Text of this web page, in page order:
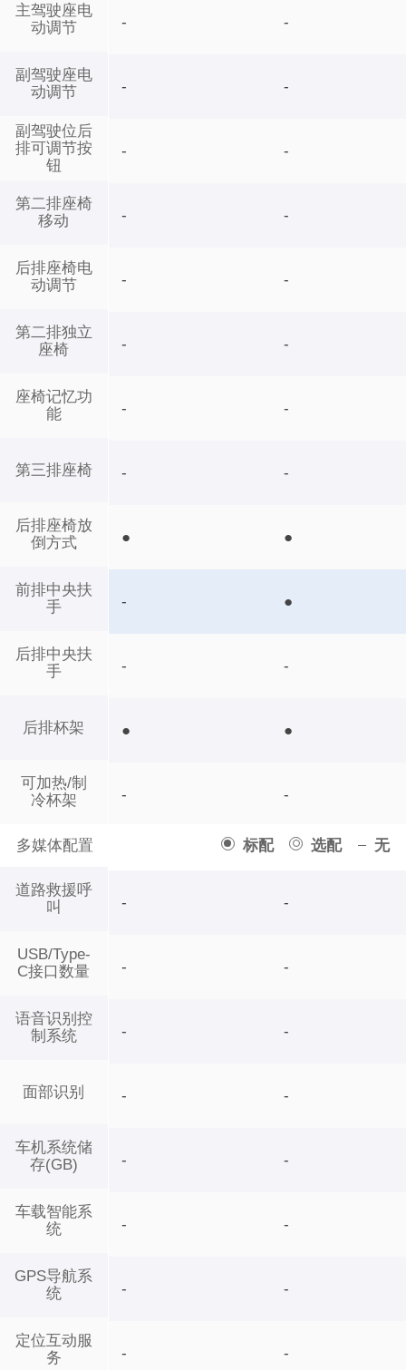
主驾驶座电
动调节
副驾驶座电
动调节
副驾驶位后
排可调节按
钮
第二排座椅
移动
后排座椅电
动调节
第二排独立
座椅
座椅记忆功
能
第三排座椅
后排座椅放
倒方式
前排中央扶
手
后排中央扶
手
后排杯架
可加热/制
冷杯架
多媒体配置 标配 选配 无
道路救援呼
叫
USB/Type-
C接口数量
语音识别控
制系统
面部识别
车机系统储
存(GB)
车载智能系
统
GPS导航系
统
定位互动服
务
- -
- -
- -
- -
- -
- -
- -
- -
● ●
- ●
- -
● ●
- -
- -
- -
- -
- -
- -
- -
- -
- -